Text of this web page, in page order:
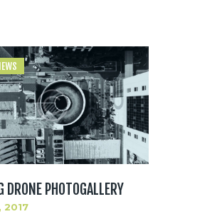
DRONE PHOTOGALLERY
2017